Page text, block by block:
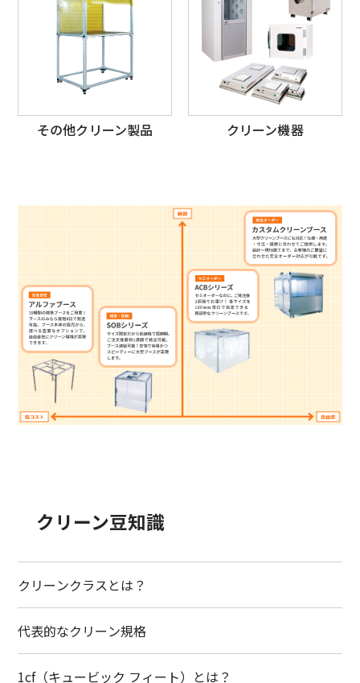
その他クリーン製品 クリーン機器
クリーン豆知識
クリーンクラスとは？
代表的なクリーン規格
1cf（キュービック フィート）とは？